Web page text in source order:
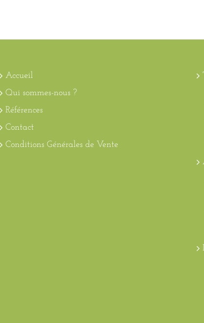
Accueil
Qui sommes-nous ?
Références
Contact
Conditions Générales de Vente